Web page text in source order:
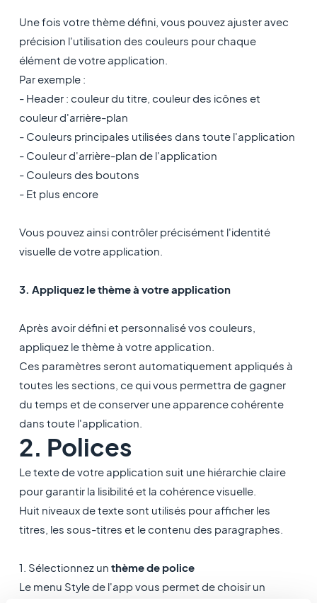
Une fois votre thème défini, vous pouvez ajuster avec
précision l'utilisation des couleurs pour chaque
élément de votre application.
Par exemple :
- Header : couleur du titre, couleur des icônes et
couleur d'arrière-plan
- Couleurs principales utilisées dans toute l'application
- Couleur d'arrière-plan de l'application
- Couleurs des boutons
- Et plus encore
Vous pouvez ainsi contrôler précisément l'identité
visuelle de votre application.
3. Appliquez le thème à votre application
Après avoir défini et personnalisé vos couleurs,
appliquez le thème à votre application.
Ces paramètres seront automatiquement appliqués à
toutes les sections, ce qui vous permettra de gagner
du temps et de conserver une apparence cohérente
dans toute l'application.
2. Polices
Le texte de votre application suit une hiérarchie claire
pour garantir la lisibilité et la cohérence visuelle.
Huit niveaux de texte sont utilisés pour afficher les
titres, les sous-titres et le contenu des paragraphes.
1. Sélectionnez un thème de police
Le menu Style de l'app vous permet de choisir un